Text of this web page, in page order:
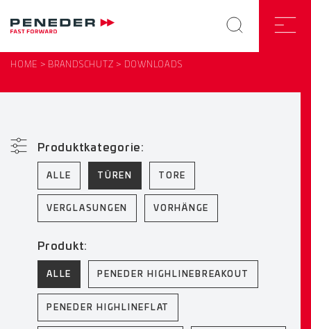
HOME BRANDSCHUTZ DOWNLOADS
Produktkategorie:
ALLE TÜREN TORE
VERGLASUNGEN VORHÄNGE
Produkt:
ALLE PENEDER HIGHLINEBREAKOUT
PENEDER HIGHLINEFLAT